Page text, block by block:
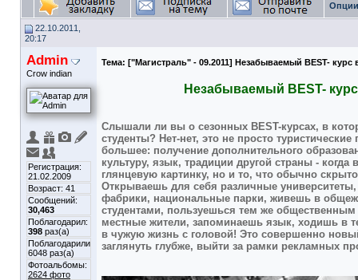
22.10.2011,
20:17
Admin
Crow indian
Регистрация:
21.02.2009
Возраст: 41
Сообщений:
30,463
Поблагодарил:
398 раз(а)
Поблагодарили
6048 раз(а)
Фотоальбомы:
2624 фото
Тема: ["Магистраль" - 09.2011] Незабываемый BEST- курс
Незабываемый BEST-
Слышали ли вы о сезонных BEST-курсах, в
студенты? Нет-нет, это не просто туристические
большее: получение дополнительного
культуру, язык, традиции другой страны - когда
глянцевую картинку, но и то, что обычно скрыто
Открываешь для себя различные
фабрики, национальные парки, живешь в
студентами, пользуешься тем же общественным
местные жители, запоминаешь язык, ходишь в
в чужую жизнь с головой! Это совершенно
заглянуть глубже, выйти за рамки рекламных